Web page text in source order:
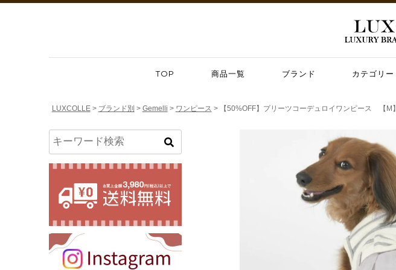
TOP 商品一覧 ブランド カテゴリー
LUXCOLLE ブランド別 Gemelli ワンピース 【50%OFF】プリーツコーデュロイワンピース 【M】